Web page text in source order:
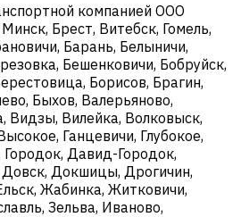
компанией ООО
Брест, Витебск, Гомель,
Барань, Белыничи,
Бешенковичи, Бобруйск,
Борисов, Брагин,
Быхов, Валерьяново,
Видзы, Вилейка, Волковыск,
Ганцевичи, Глубокое,
Городок, Давид-Городок,
Докшицы, Дрогичин,
Жабинка, Житковичи,
Зельва, Иваново,